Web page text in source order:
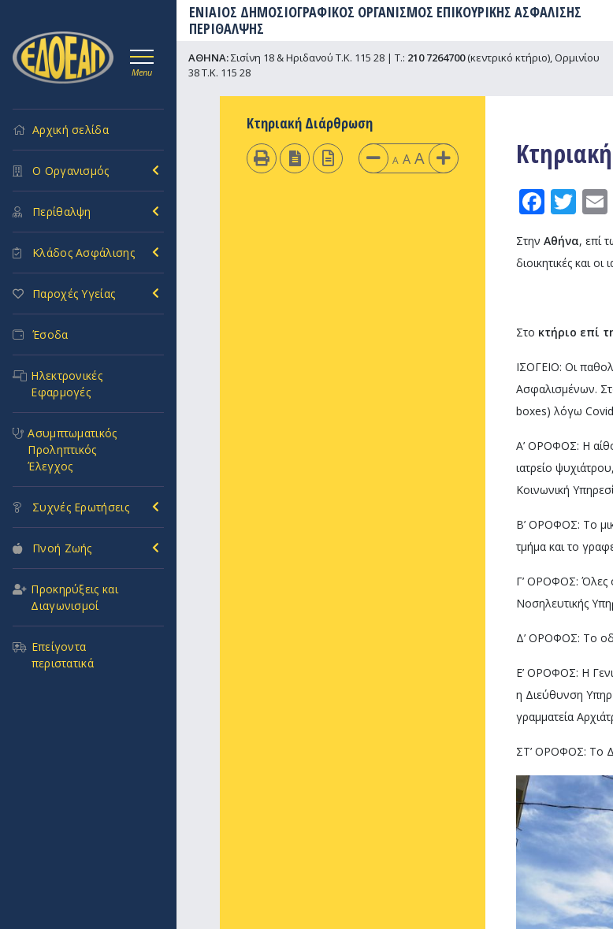
ΕΝΙΑΙΟΣ ΔΗΜΟΣΙΟΓΡΑΦΙΚΟΣ ΟΡΓΑΝΙΣΜΟΣ ΕΠΙΚΟΥΡΙΚΗΣ ΑΣΦΑΛΙΣΗΣ
ΠΕΡΙΘΑΛΨΗΣ
Menu
Αρχική σελίδα
Ο Οργανισμός
Περίθαλψη
Κλάδος Ασφάλισης
Παροχές Υγείας
Έσοδα
Ηλεκτρονικές
Εφαρμογές
Ασυμπτωματικός
Προληπτικός
Έλεγχος
Συχνές Ερωτήσεις
Πνοή Ζωής
Προκηρύξεις και
Διαγωνισμοί
Επείγοντα
περιστατικά
ΑΘΗΝΑ:Σισίνη 18 & Ηριδανού Τ.Κ. 115 28 | Τ.: 210 7264700(κεντρικό κτήριο), Ορμινίου
38 Τ.Κ. 115 28
Κτηριακή Διάρθρωση
A A A
Στην Αθήνα, επί
διοικητικές και
Στο κτήριο επί
ΙΣΟΓΕΙΟ: Οι
Ασφαλισμένων.
boxes) λόγω
Α’ ΟΡΟΦΟΣ: Η
ιατρείο
Κοινωνική
Β’ ΟΡΟΦΟΣ: Το
τμήμα και το
Γ’ ΟΡΟΦΟΣ: Όλες
Νοσηλευτικής
Δ’ ΟΡΟΦΟΣ: Το
Ε’ ΟΡΟΦΟΣ: Η
η Διεύθυνση
γραμματεία
ΣΤ’ ΟΡΟΦΟΣ: Το